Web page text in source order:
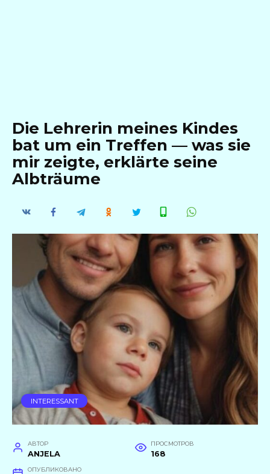
Die Lehrerin meines Kindes
bat um ein Treffen — was sie
mir zeigte, erklärte seine
Albträume
INTERESSANT
АВТОР
ANJELA
ПРОСМОТРОВ
168
ОПУБЛИКОВАНО